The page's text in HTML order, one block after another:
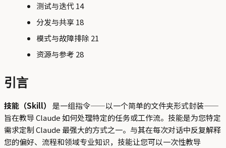
测试与迭代 14
分发与共享 18
模式与故障排除 21
资源与参考 28
引言
技能（Skill）
是一组指令——以一个简单的文件夹形式封装——
旨在教导 Claude 如何处理特定的任务或工作流。技能是为您特定
需求定制 Claude 最强大的方式之一。与其在每次对话中反复解释
您的偏好、流程和领域专业知识，技能让您可以一次性教导